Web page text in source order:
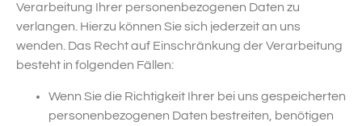
Verarbeitung Ihrer personenbezogenen Daten zu
verlangen. Hierzu können Sie sich jederzeit an uns
wenden. Das Recht auf Einschränkung der Verarbeitung
besteht in folgenden Fällen:
Wenn Sie die Richtigkeit Ihrer bei uns gespeicherten
personenbezogenen Daten bestreiten, benötigen